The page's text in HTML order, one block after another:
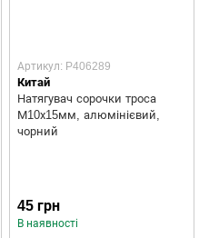
Артикул: P406289
Китай
Натягувач сорочки троса
М10х15мм, алюмінієвий,
чорний
45 грн
В наявності